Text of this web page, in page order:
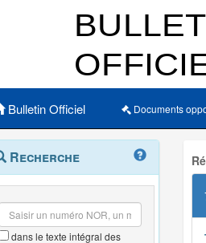
Bulletin Officiel Documents
Recherche
dans le texte intégral des